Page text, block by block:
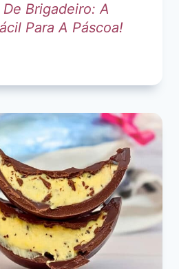
Brigadeiro: A
Para A Páscoa!